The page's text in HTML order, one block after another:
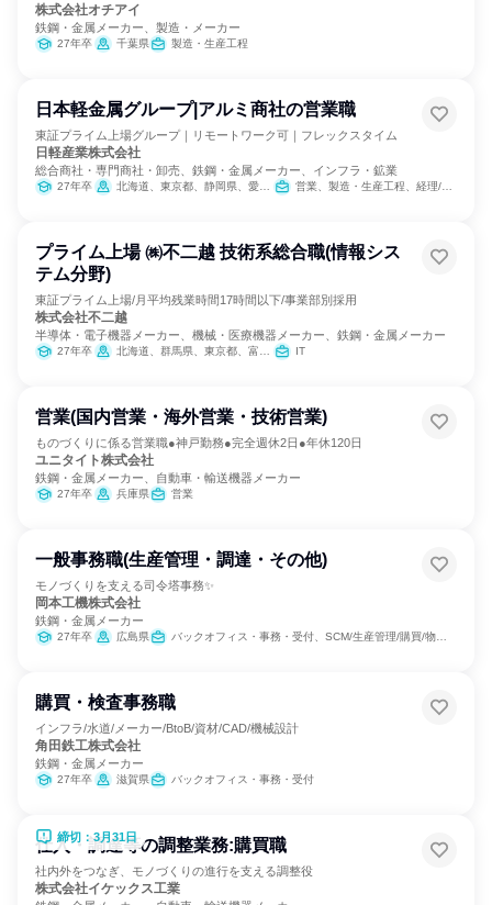
株式会社オチアイ
鉄鋼・金属メーカー、製造・メーカー
27年卒 千葉県 製造・生産工程
日本軽金属グループ|アルミ商社の営業職
東証プライム上場グループ｜リモートワーク可｜フレックスタイム
日軽産業株式会社
総合商社・専門商社・卸売、鉄鋼・金属メーカー、インフラ・鉱業
27年卒 北海道、東京都、静岡県、愛知県、大阪府、福岡県 営業、製造・生産工程、経理/税務/財務、人事、総務、法務/知財、IT、広報/IR、組織運営管理・公務員・事務系職種、建築/土木/プラント専門職
プライム上場 ㈱不二越 技術系総合職(情報シス
テム分野)
東証プライム上場/月平均残業時間17時間以下/事業部別採用
株式会社不二越
半導体・電子機器メーカー、機械・医療機器メーカー、鉄鋼・金属メーカー
27年卒 北海道、群馬県、東京都、富山県、愛知県、大阪府、広島県、福岡県 IT
営業(国内営業・海外営業・技術営業)
ものづくりに係る営業職●神戸勤務●完全週休2日●年休120日
ユニタイト株式会社
鉄鋼・金属メーカー、自動車・輸送機器メーカー
27年卒 兵庫県 営業
一般事務職(生産管理・調達・その他)
モノづくりを支える司令塔事務✨
岡本工機株式会社
鉄鋼・金属メーカー
27年卒 広島県 バックオフィス・事務・受付、SCM/生産管理/購買/物流、経理/税務/財務
購買・検査事務職
インフラ/水道/メーカー/BtoB/資材/CAD/機械設計
角田鉄工株式会社
鉄鋼・金属メーカー
27年卒 滋賀県 バックオフィス・事務・受付
締切：3月31日
仕入・調達等の調整業務:購買職
社内外をつなぎ、モノづくりの進行を支える調整役
株式会社イケックス工業